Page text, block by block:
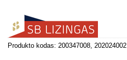
Produkto kodas: 200347008, 202024002